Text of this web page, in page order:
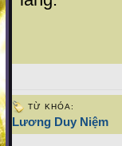
TỪ KHÓA:
Lương Duy Niệm